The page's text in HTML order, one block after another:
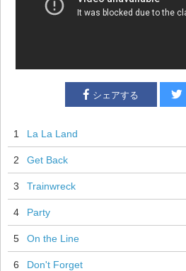
シェアする
1 La La Land
2 Get Back
3 Trainwreck
4 Party
5 On the Line
6 Don't Forget